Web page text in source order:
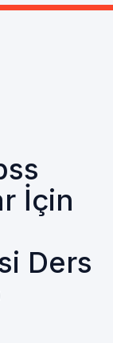
İçin
Ders